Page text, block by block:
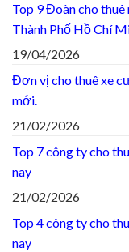
Top 9 Đoàn cho
Thành Phố Hồ Chí
19/04/2026
Đơn vị cho thuê xe
mới.
21/02/2026
Top 7 công ty cho
nay
21/02/2026
Top 4 công ty cho
nay